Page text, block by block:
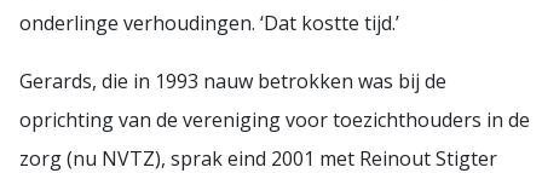
onderlinge verhoudingen. ‘Dat kostte tijd.’
Gerards, die in 1993 nauw betrokken was bij de
oprichting van de vereniging voor toezichthouders in de
zorg (nu NVTZ), sprak eind 2001 met Reinout Stigter